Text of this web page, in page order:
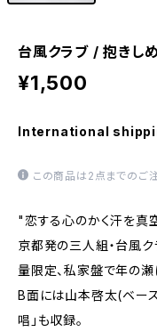
台風クラブ / 抱きし
¥1,500
International
この商品は2点までのご
"恋する心のかく汗を真
京都発の三人組・台風ク
量限定、私家盤で年の瀬
B面には山本啓太(ベー
唱」も収録。